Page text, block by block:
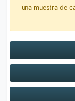
una muestra de